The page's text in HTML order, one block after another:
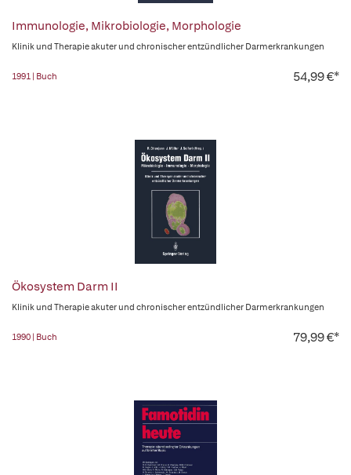
Immunologie, Mikrobiologie, Morphologie
Klinik und Therapie akuter und chronischer entzündlicher Darmerkrankungen
1991 | Buch 54,99 €*
Ökosystem Darm II
Klinik und Therapie akuter und chronischer entzündlicher Darmerkrankungen
1990 | Buch 79,99 €*